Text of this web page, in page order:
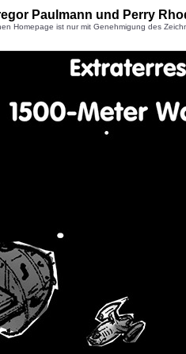
Paulmann und Perry
Homepage ist nur mit Genehmigung des